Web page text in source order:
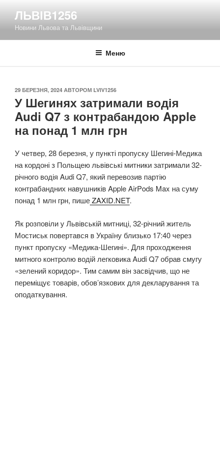
вмісту
ЛЬВІВ1256
Новини Львова та Львівщини
Меню
ОПУБЛІКОВАНО
29 БЕРЕЗНЯ, 2024 АВТОРОМ LVIV1256
У Шегинях затримали водія
Audi Q7 з контрабандою Apple
на понад 1 млн грн
У четвер, 28 березня, у пункті пропуску Шегині-Медика
на кордоні з Польщею львівські митники затримали 32-
річного водія Audi Q7, який перевозив партію
контрабандних навушників Apple AirPods Max на суму
понад 1 млн грн, пишеZAXID.NET.
Як розповіли у Львівській митниці, 32-річний житель
Мостиськ повертався в Україну близько 17:40 через
пункт пропуску «Медика-Шегині». Для проходження
митного контролю водій легковика Audi Q7 обрав смугу
«зелений коридор». Тим самим він засвідчив, що не
переміщує товарів, обов’язкових для декларування та
оподаткування.